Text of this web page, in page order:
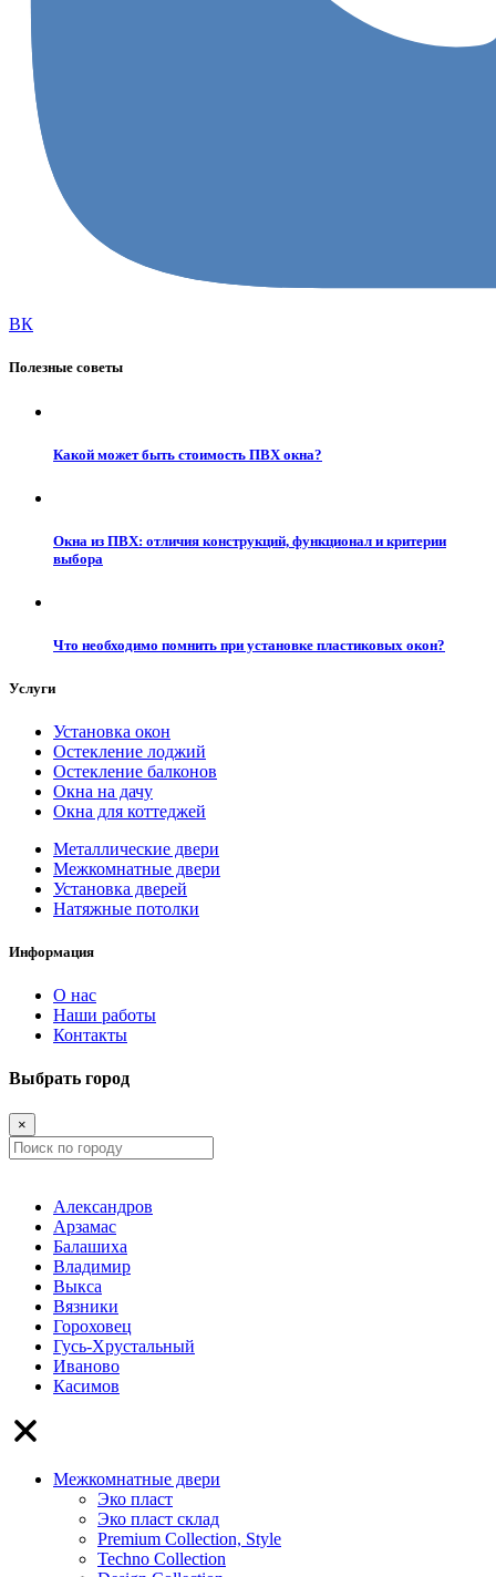
ВК
Полезные советы
Какой может быть стоимость ПВХ окна?
Окна из ПВХ: отличия конструкций, функционал и критерии
выбора
Что необходимо помнить при установке пластиковых окон?
Услуги
Установка окон
Остекление лоджий
Остекление балконов
Окна на дачу
Окна для коттеджей
Металлические двери
Межкомнатные двери
Установка дверей
Натяжные потолки
Информация
О нас
Наши работы
Контакты
Выбрать город
×
Александров
Арзамас
Балашиха
Владимир
Выкса
Вязники
Гороховец
Гусь-Хрустальный
Иваново
Касимов
Межкомнатные двери
Эко пласт
Эко пласт склад
Premium Collection, Style
Techno Collection